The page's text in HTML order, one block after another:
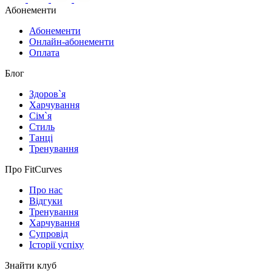
Абонементи
Абонементи
Онлайн-абонементи
Оплата
Блог
Здоров`я
Харчування
Сім`я
Стиль
Танці
Тренування
Про FitCurves
Про нас
Відгуки
Тренування
Харчування
Супровід
Історії успіху
Знайти клуб